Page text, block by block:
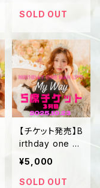
SOLD OUT
【チケット発売】B
irthday one m
an Live S席チ
ケット３列目
¥5,000
SOLD OUT